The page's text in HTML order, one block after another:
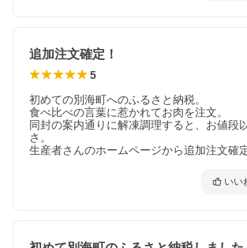
◆ーーーーーーーーーーーーー◇
美味しさの秘訣 1
◇ーーーーーーーーーーーーー◆
牛のお肉は食べたものから作られます。
普段の餌が肉のおいしさを決めると言っても過
ん。
「美味しい穀物を与えた牛が、おいしい牛肉に
餌にこだわるからこそ、味わい深い旨みをもっ
圧倒的大自然だからこその旨さ
追加注文確定！
5
初めての別海町へのふるさと納税。
食べ比べの言葉に惹かれてお肉を注文。
同封の案内通りに解凍調理すると、お値段
さ。
生産者さんのホームページから追加注文確
いい